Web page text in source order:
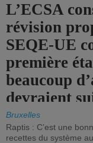
L’ECSA
révision
SEQE-UE
première
beaucoup
devraient
Bruxelles
Raptis : C’est une
recettes du système